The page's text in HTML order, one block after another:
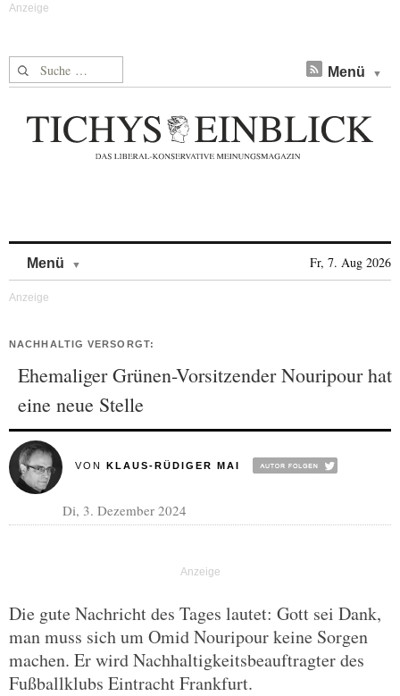
Suche nach: Menü
Menü Fr, 7. Aug 2026
NACHHALTIG VERSORGT:
Ehemaliger Grünen-Vorsitzender Nouripour hat
eine neue Stelle
VON KLAUS-RÜDIGER MAI
Di, 3. Dezember 2024
Die gute Nachricht des Tages lautet: Gott sei Dank,
man muss sich um Omid Nouripour keine Sorgen
machen. Er wird Nachhaltigkeitsbeauftragter des
Fußballklubs Eintracht Frankfurt.